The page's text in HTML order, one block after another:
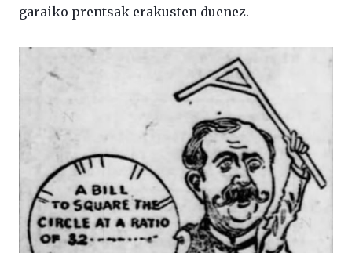
garaiko prentsak erakusten duenez.